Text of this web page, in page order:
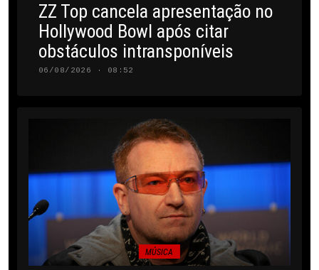
ZZ Top cancela apresentação no
Hollywood Bowl após citar
obstáculos intransponíveis
06/08/2026 · 08:52
MÚSICA